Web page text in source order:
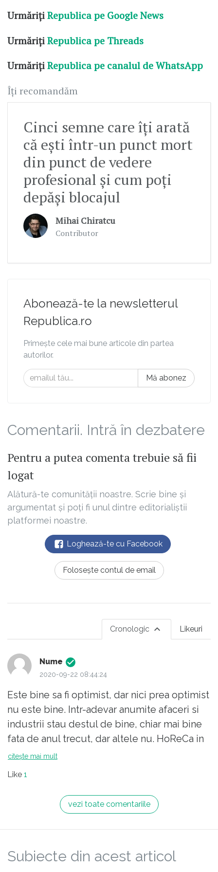
UrmărițiRepublica pe Google News
UrmărițiRepublica pe Threads
UrmărițiRepublica pe canalul de WhatsApp
Îți recomandăm
Cinci semne care îți arată
că ești într-un punct mort
din punct de vedere
profesional și cum poți
depăși blocajul
Mihai Chiratcu
Contributor
Abonează-te la newsletterul
Republica.ro
Primește cele mai bune articole din partea
autorilor.
Mă abonez
Comentarii. Intră în dezbatere
Pentru a putea comenta trebuie să fii
logat
Alătură-te comunității noastre. Scrie bine și
argumentat și poți fi unul dintre editorialiștii
platformei noastre.
Loghează-te cu Facebook
Folosește contul de email
Likeuri
Cronologic
Nume
2020-09-22 08:44:24
Este bine sa fi optimist, dar nici prea optimist
nu este bine. Intr-adevar anumite afaceri si
industrii stau destul de bine, chiar mai bine
fata de anul trecut, dar altele nu. HoReCa in
nici un caz nu are cum sa iasa bine - in ciuda
in HoReCa. Pana in iunie, scaderea fata de
anul trecut era de aproape 40%. Acum s-a
mai recuperat in sezon si este undeva spre
mai mica de 20%. Prin urmare cel putin 25%
citește mai mult
Like 1
vezi toate comentariile
Subiecte din acest articol